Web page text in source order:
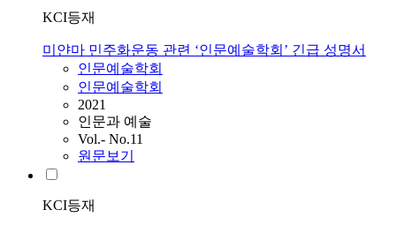
KCI등재
미얀마 민주화운동 관련 ‘인문예술학회’ 긴급 성명서
인문예술학회
인문예술학회
2021
인문과 예술
Vol.- No.11
원문보기
KCI등재